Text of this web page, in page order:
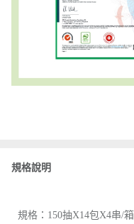
規格說明
規格：150抽X14包X4串/箱